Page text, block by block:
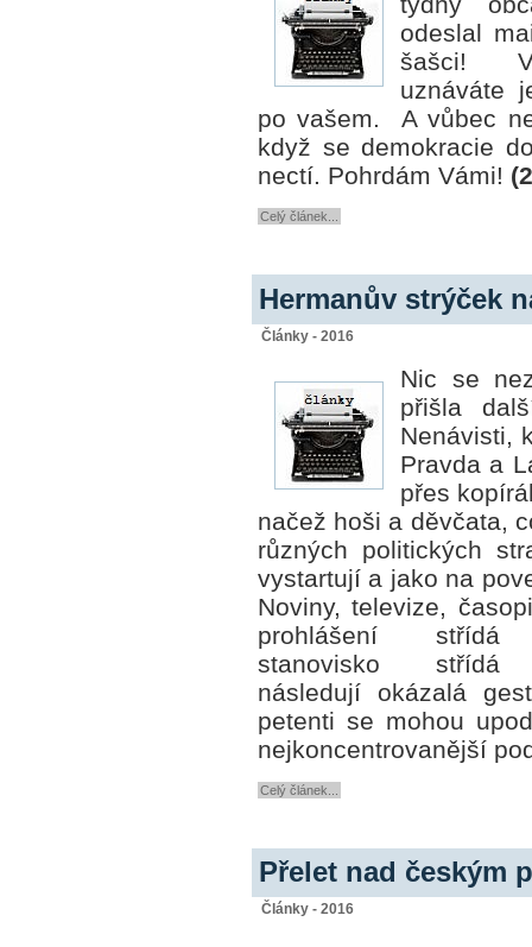
odeslal
šašci!
uznáváte
po vašem. A vůbec
když se demokracie
nectí. Pohrdám Vámi!
Celý článek...
Hermanův strýček
Články - 2016
Nic se
přišla
Nenávisti,
Pravda a
přes
načež hoši a děvčata,
různých politických
vystartují a jako na
Noviny, televize,
prohlášení střídá
stanovisko střídá
následují okázalá
petenti se mohou
nejkoncentrovanější
Celý článek...
Přelet nad českým
Články - 2016